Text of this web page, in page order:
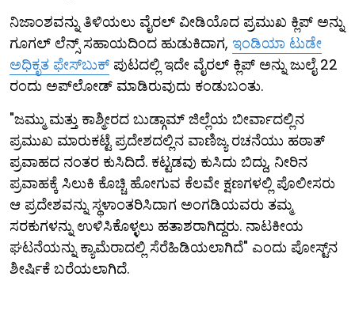
ನಿಜಾಂಶವನ್ನು ತಿಳಿಯಲು ವೈರಲ್ ವೀಡಿಯೊದ ಪ್ರಮುಖ ಕ್ಲಿಪ್‌ ಅನ್ನು
ಗೂಗಲ್ ಲೆನ್ಸ್ ಸಹಾಯದಿಂದ ಹುಡುಕಿದಾಗ, ಇಂಡಿಯಾ ಟುಡೇ
ಅಧಿಕೃತ ಫೇಸ್‌ಬುಕ್ಪುಟದಲ್ಲಿ ಇದೇ ವೈರಲ್ ಕ್ಲಿಪ್ ಅನ್ನು ಜುಲೈ 22
ರಂದು ಅಪ್‌ಲೋಡ್ ಮಾಡಿರುವುದು ಕಂಡುಬಂತು.
"ಜಮ್ಮು ಮತ್ತು ಕಾಶ್ಮೀರದ ಬುಡ್ಗಾಮ್ ಜಿಲ್ಲೆಯ ಬೀರ್ವಾದಲ್ಲಿನ
ಪ್ರಮುಖ ಮಾರುಕಟ್ಟೆ ಪ್ರದೇಶದಲ್ಲಿನ ವಾಣಿಜ್ಯ ರಚನೆಯು ಹಠಾತ್
ಪ್ರವಾಹದ ನಂತರ ಕುಸಿದಿದೆ. ಕಟ್ಟಡವು ಕುಸಿದು ಬಿದ್ದು, ನೀರಿನ
ಪ್ರವಾಹಕ್ಕೆ ಸಿಲುಕಿ ಕೊಚ್ಚಿ ಹೋಗುವ ಕೆಲವೇ ಕ್ಷಣಗಳಲ್ಲಿ ಪೊಲೀಸರು
ಆ ಪ್ರದೇಶವನ್ನು ಸ್ಥಳಾಂತರಿಸಿದಾಗ ಅಂಗಡಿಯವರು ತಮ್ಮ
ಸರಕುಗಳನ್ನು ಉಳಿಸಿಕೊಳ್ಳಲು ಹತಾಶರಾಗಿದ್ದರು. ನಾಟಕೀಯ
ಘಟನೆಯನ್ನು ಕ್ಯಾಮೆರಾದಲ್ಲಿ ಸೆರೆಹಿಡಿಯಲಾಗಿದೆ" ಎಂದು ಪೋಸ್ಟ್‌ನ
ಶೀರ್ಷಿಕೆ ಬರೆಯಲಾಗಿದೆ.